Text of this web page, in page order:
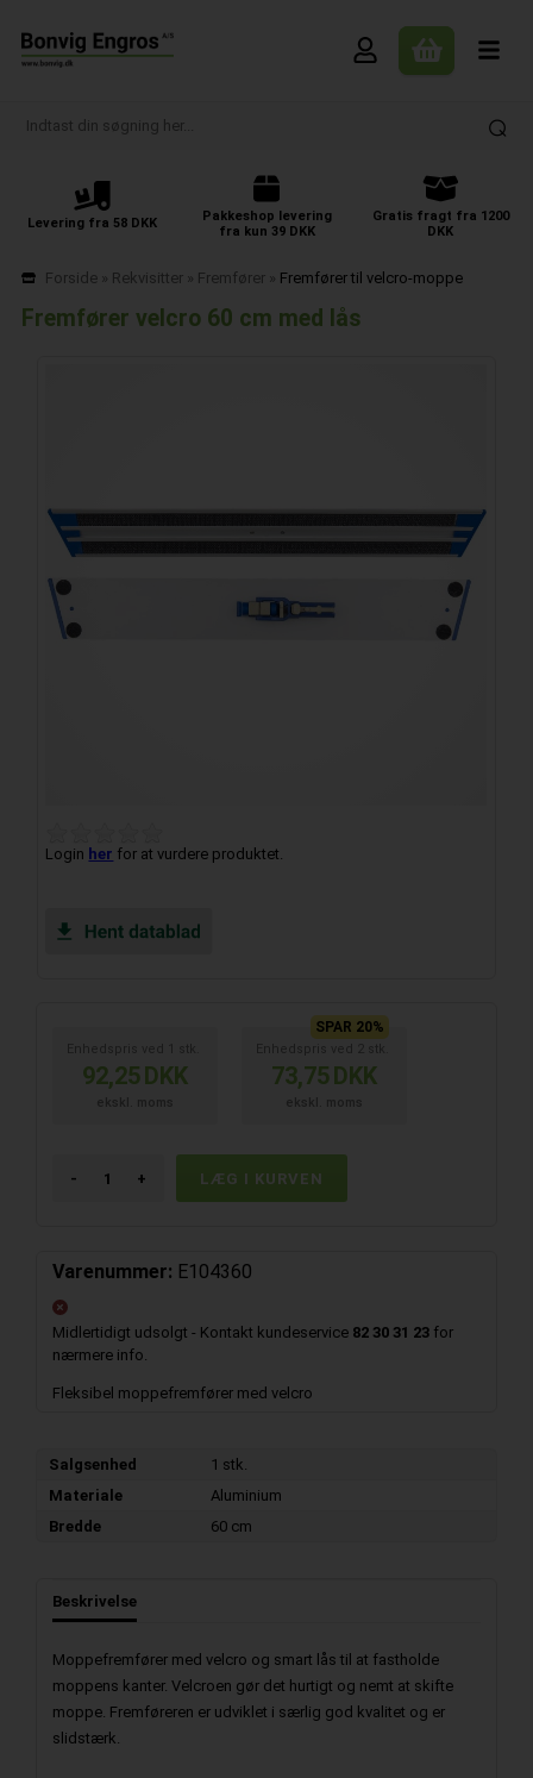
Levering fra 58 DKK
Pakkeshop levering
fra kun 39 DKK
Gratis fragt fra 1200
DKK
Forside» Rekvisitter» Fremfører» Fremfører til velcro-moppe
Fremfører velcro 60 cm med lås
Login her for at vurdere produktet.
92,25DKK
SPAR 20%
73,75DKK
- +
Varenummer: E104360
Midlertidigt udsolgt - Kontakt kundeservice 82 30 31 23 for
nærmere info.
Fleksibel moppefremfører med velcro
Salgsenhed
1 stk.
Materiale
Aluminium
Bredde
60 cm
Beskrivelse
Moppefremfører med velcro og smart lås til at fastholde
moppens kanter. Velcroen gør det hurtigt og nemt at skifte
moppe. Fremføreren er udviklet i særlig god kvalitet og er
slidstærk.